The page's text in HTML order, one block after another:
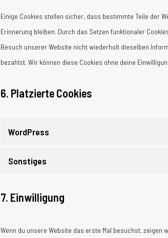
Einige Cookies stellen sicher, dass bestimmte Teile der
Erinnerung bleiben. Durch das Setzen funktionaler
Besuch unserer Website nicht wiederholt dieselben
bezahlst. Wir können diese Cookies ohne deine
6. Platzierte Cookies
WordPress
Sonstiges
7. Einwilligung
Wenn du unsere Website das erste Mal besuchst, zeigen